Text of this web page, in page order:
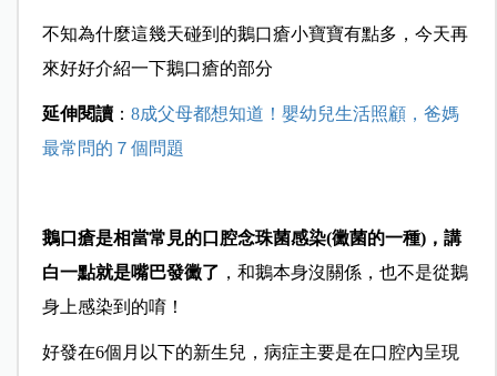
不知為什麼這幾天碰到的鵝口瘡小寶寶有點多， 今天再
來好好介紹一下鵝口瘡的部分
延伸閱讀： 8成父母都想知道！嬰幼兒生活照顧，爸媽
最常問的７個問題
鵝口瘡是相當常見的口腔念珠菌感染(黴菌的一種)， 講
白一點就是嘴巴發黴了 ， 和鵝本身沒關係， 也不是從鵝
身上感染到的唷！
好發在6個月以下的新生兒， 病症主要是在口腔內呈現